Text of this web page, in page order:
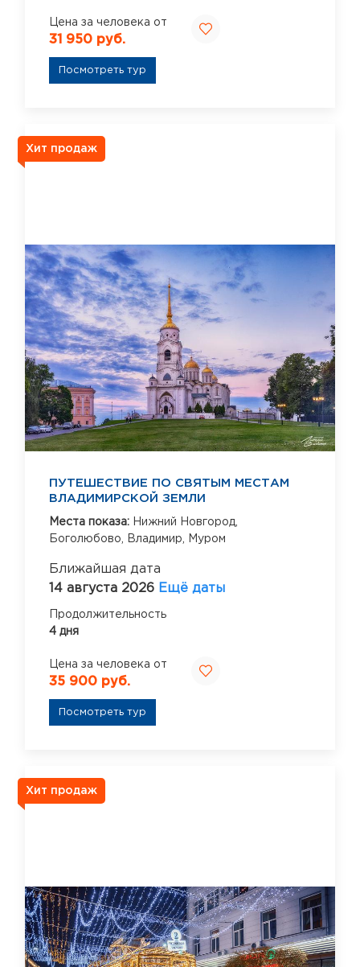
Цена за человека от
31 950 руб.
Посмотреть тур
Хит продаж
ПУТЕШЕСТВИЕ ПО СВЯТЫМ МЕСТАМ
ВЛАДИМИРСКОЙ ЗЕМЛИ
Места показа: Нижний Новгород,
Боголюбово,
Владимир, Муром
Ближайшая дата
14 августа 2026 Ещё даты
Продолжительность
4 дня
Цена за человека от
35 900 руб.
Посмотреть тур
Хит продаж